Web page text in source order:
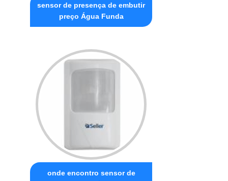
sensor de presença de embutir
preço Água Funda
onde encontro sensor de